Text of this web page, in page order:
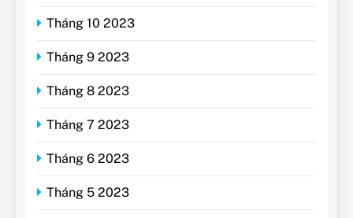
Tháng 10 2023
Tháng 9 2023
Tháng 8 2023
Tháng 7 2023
Tháng 6 2023
Tháng 5 2023